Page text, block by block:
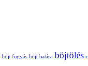
böjt fogyás böjt hatása böjtölés